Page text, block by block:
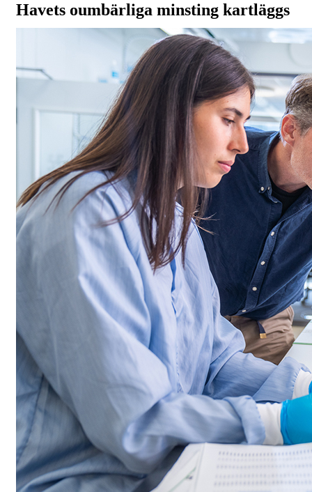
Havets oumbärliga minsting kartläggs